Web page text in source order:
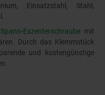
Einsatzstahl, Stahl,
Spann-Exzenterschraubemit
Durch das Klemmstück
und kostengünstige